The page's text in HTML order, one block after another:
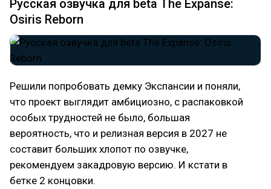
Русская озвучка для beta The Expanse:
Osiris Reborn
Решили попробовать демку Экспансии и поняли,
что проект выглядит амбициозно, с распаковкой
особых трудностей не было, большая
вероятность, что и релизная версия в 2027 не
составит больших хлопот по озвучке,
рекомендуем закадровую версию. И кстати в
бетке 2 концовки.